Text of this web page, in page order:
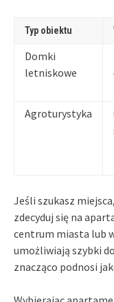
Typ obiektu
Domki
letniskowe
Agroturystyka
Jeśli szukasz
zdecyduj się na
centrum miasta lub
umożliwiają szybki
znacząco podnosi